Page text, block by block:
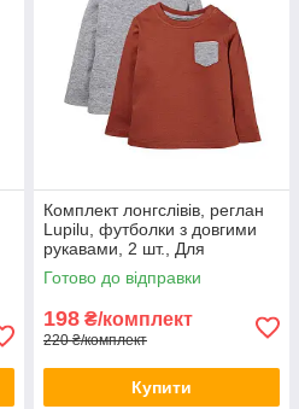
Комплект лонгслівів, реглан
Lupilu, футболки з довгими
рукавами, 2 шт., Для
хлопчиків
Готово до відправки
198 ₴/комплект
220 ₴/комплект
Купити